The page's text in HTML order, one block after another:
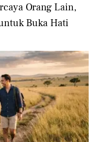
Orang Lain,
Buka Hati